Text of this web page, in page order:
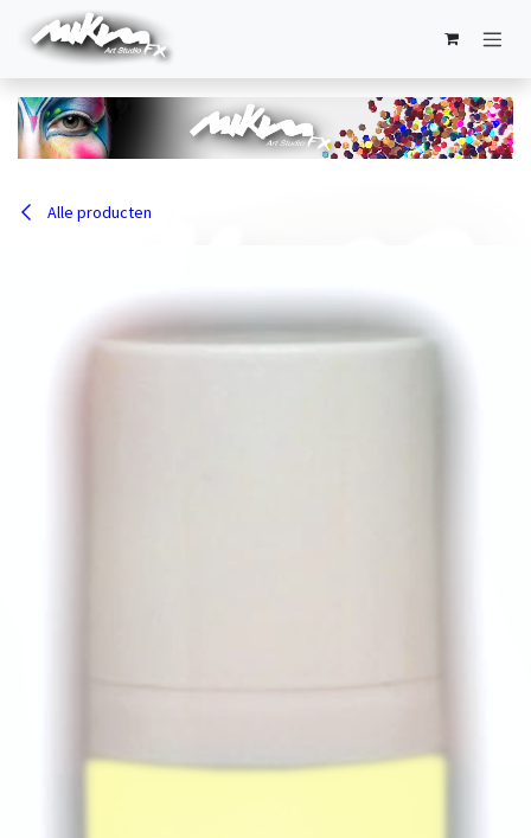
Overslaan naar inhoud
Alle producten